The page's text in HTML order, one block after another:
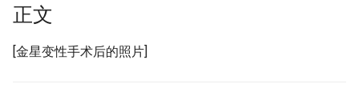
a
l
摘要与附加信息
附加信息 [Processed Page
正文
[金星变性手术后的照片]